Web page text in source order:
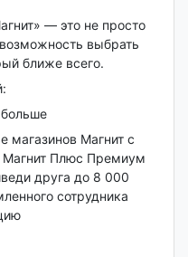
— это не просто
выбрать
ближе всего.
магазинов Магнит с
Магнит Плюс Премиум
друга до 8 000
сотрудника